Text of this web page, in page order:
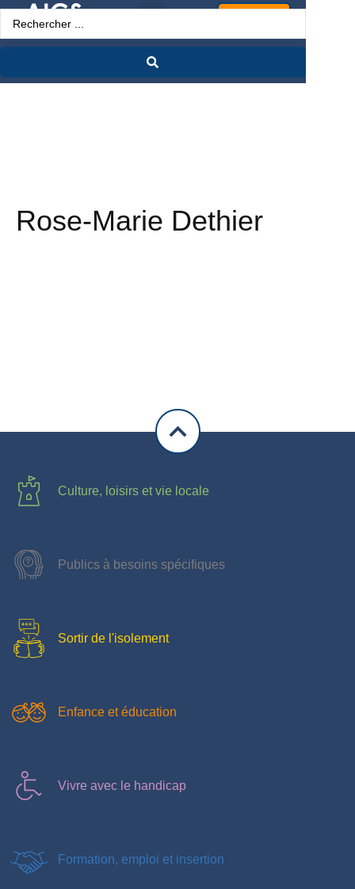
Rose-Marie Dethier
Culture, loisirs et vie locale
Publics à besoins spécifiques
Sortir de l'isolement
Enfance et éducation
Vivre avec le handicap
Formation, emploi et insertion